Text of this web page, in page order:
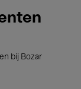
bij Bozar